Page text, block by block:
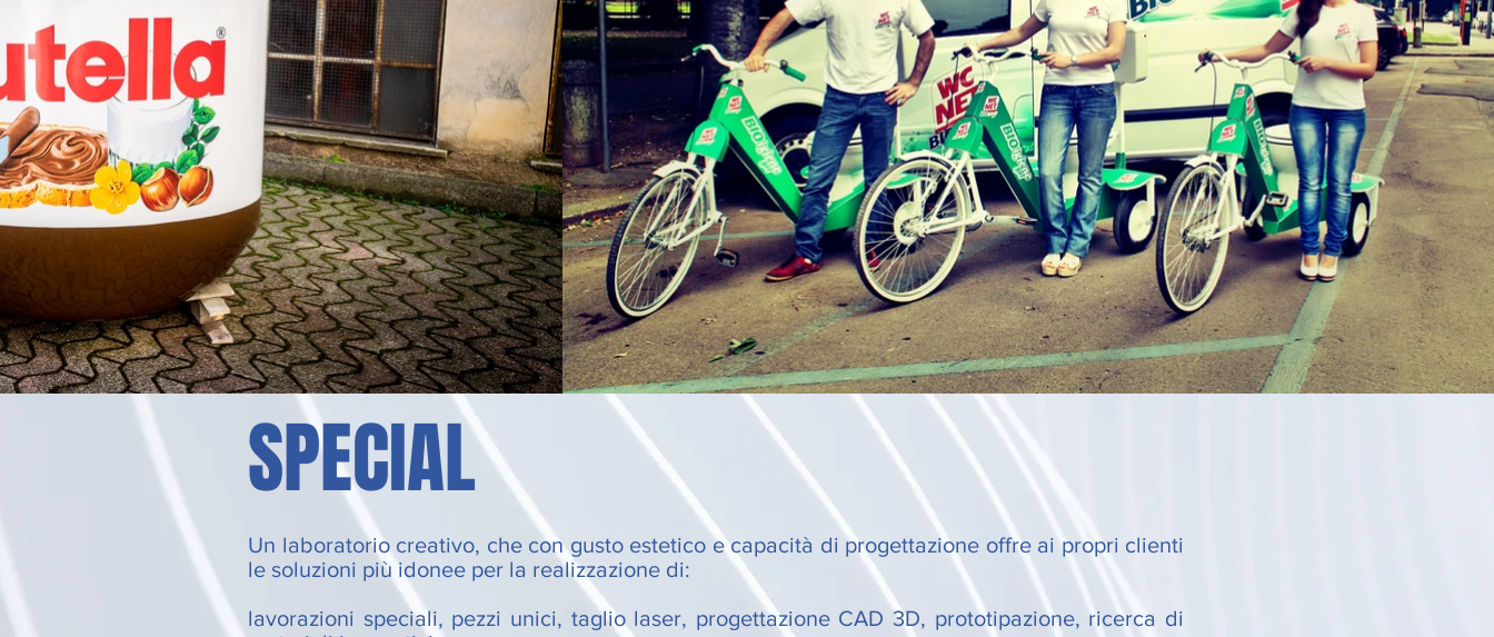
SPECIAL
Un laboratorio creativo, che con gusto estetico e capacità di progettazione offre ai propri clienti
le soluzioni più idonee per la realizzazione di:
lavorazioni speciali, pezzi unici, taglio laser, progettazione CAD 3D, prototipazione, ricerca di